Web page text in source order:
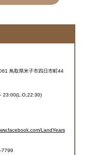
鳥取県米子市四日市町44
23:00(L.O,22:30)
LandYears
7799